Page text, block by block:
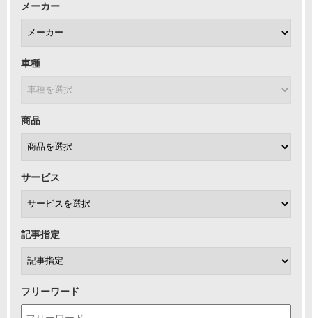
メーカー
車種
商品
サービス
記事指定
フリーワード